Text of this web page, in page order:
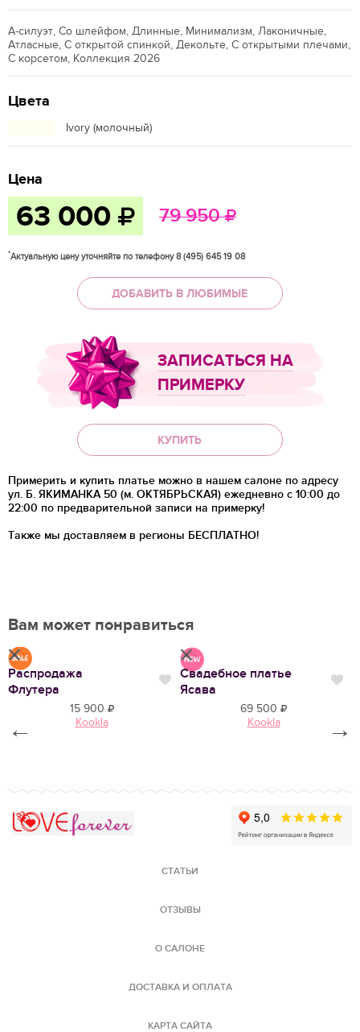
А-силуэт, Со шлейфом, Длинные, Минимализм, Лаконичные,
Атласные, С открытой спинкой, Декольте, С открытыми плечами,
С корсетом, Коллекция 2026
Цвета
Ivory (молочный)
Цена
63 000 79 950
*Актуальную цену уточняйте по телефону 8 (495) 645 19 08
ДОБАВИТЬ В ЛЮБИМЫЕ
ЗАПИСАТЬСЯ НА
ПРИМЕРКУ
КУПИТЬ
Примерить и купить платье можно в нашем салоне по адресу
ул. Б. ЯКИМАНКА 50 (м. ОКТЯБРЬСКАЯ) ежедневно с 10:00 до
22:00 по предварительной записи на примерку!
Также мы доставляем в регионы БЕСПЛАТНО!
Вам может понравиться
Нравится
Распродажа
Флутера
Нравится
15 900
Kookla
Свадебное платье
Ясава
69 500
Kookla
← →
СТАТЬИ
ОТЗЫВЫ
О САЛОНЕ
ДОСТАВКА И ОПЛАТА
КАРТА САЙТА